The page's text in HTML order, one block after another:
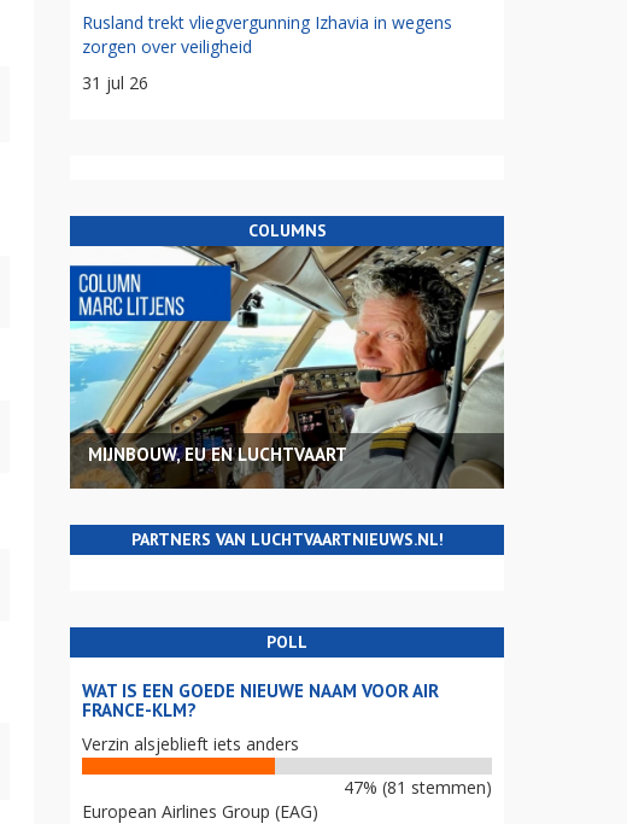
Rusland trekt vliegvergunning Izhavia in wegens
zorgen over veiligheid
31 jul 26
COLUMNS
MIJNBOUW, EU EN LUCHTVAART
PARTNERS VAN LUCHTVAARTNIEUWS.NL!
POLL
WAT IS EEN GOEDE NIEUWE NAAM VOOR AIR
FRANCE-KLM?
Verzin alsjeblieft iets anders
47% (81 stemmen)
European Airlines Group (EAG)